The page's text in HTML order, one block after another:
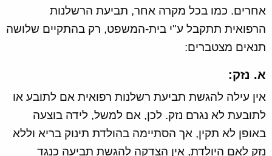
אחרים. כמו בכל מקרה אחר, תביעת הרשלנות
הרפואית תתקבל ע"י בית-המשפט, רק בהתקיים שלושה
תנאים מצטברים:
א. נזק:
אין עילה להגשת תביעת רשלנות רפואית אם לתובע או
לתובעת לא נגרם נזק. לכן, אם למשל, לידה בוצעה
באופן לא תקין, אך הסתיימה בהולדת תינוק בריא וללא
נזק לאם היולדת, אין הצדקה להגשת תביעה כנגד